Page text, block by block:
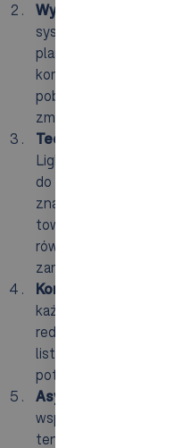
Wykorzystanie
systemy do zarządzania
planowanie oraz
kompletacji.
pobieranie towarów,
zmniejsza ryzyko
Techniki pick-by-x
Light i Put-to-Light
do wskazywania
znacznie podnosi
towarów. Kompletacja
również ułatwia
zamówieniami.
Kontrola jakości
każdym etapie, w tym
redukują ryzyko
listy kompletacyjne,
potwierdza zgodność
Asystent pakowania
wspierających proces
ten etap i czyni go